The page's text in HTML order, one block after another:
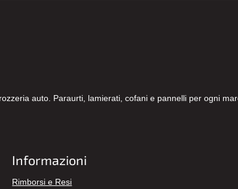
auto. Paraurti, lamierati, cofani e pannelli per ogni
Informazioni
Rimborsi e Resi